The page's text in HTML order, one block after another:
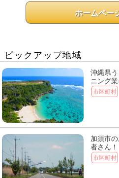
ホームペー
ピックアップ地域
沖縄県
ニング業
市区町村
加須市
者さん！
市区町村